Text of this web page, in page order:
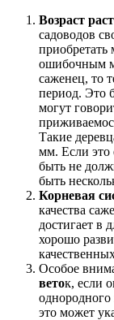
Возраст
садоводов
ошибочным
саженец, то
период. Это
могут
Такие
мм. Если это
быть не
быть
Корневая
качества
достигает в
хорошо
Особое
веток, если
однородного
это может